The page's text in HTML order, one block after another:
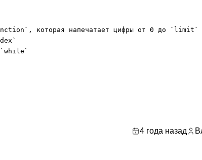
которая напечатает цифры от 0 до `limit`
`while`
4 года назад